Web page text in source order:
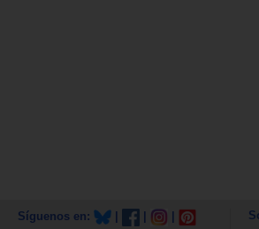
Síguenos en: